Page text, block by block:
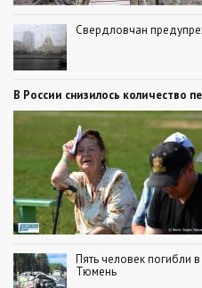
Свердловчан
В России снизилось количество
Пять человек погибли
Тюмень